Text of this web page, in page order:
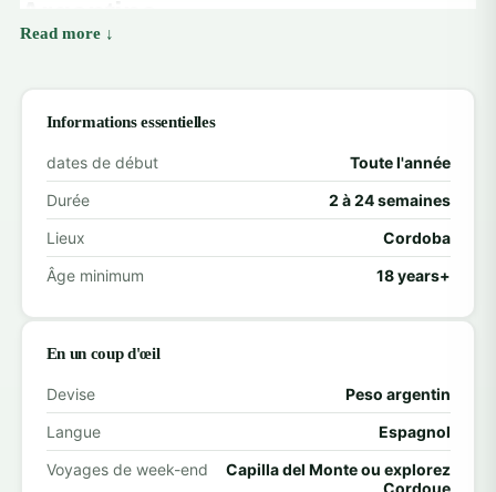
en Argentine, axées sur le développement social et
l'éducation :
Services de garde d'enfants et soutien
communautaire
– Contribuez à offrir des soins, une
éducation et un soutien affectif aux enfants issus de
garderies ou les programmes parascolaires locaux en
participant aux jeux, aux activités et aux routines
quotidiennes.
Enseignement de l'anglais
– Accompagnement des
élèves dans les écoles et les centres communautaires
Informations essentielles
dates de début
Toute l'année
Durée
2 à 24 semaines
Lieux
Cordoba
Âge minimum
18 years+
En un coup d'œil
Devise
Peso argentin
Langue
Espagnol
Voyages de week-end
Capilla del Monte ou explorez
Cordoue